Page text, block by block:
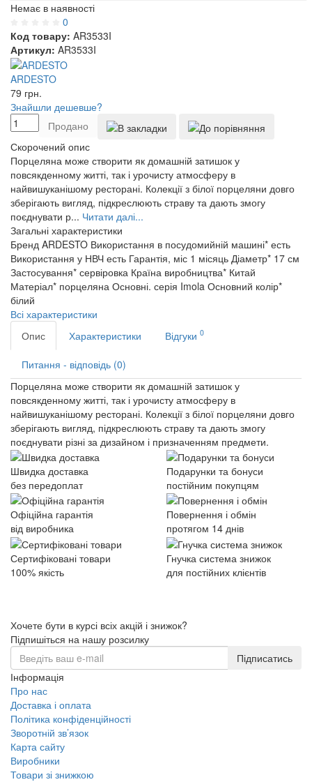
Немає в наявності
0
Код товару: AR3533I
Артикул: AR3533I
ARDESTO
79 грн.
Знайшли дешевше?
Продано
Скорочений опис
Порцеляна може створити як домашній затишок у
повсякденному житті, так і урочисту атмосферу в
найвишуканішому ресторані. Колекції з білої порцеляни довго
зберігають вигляд, підкреслюють страву та дають змогу
поєднувати р... Читати далі...
Загальні характеристики
Бренд ARDESTO Використання в посудомийній машині* есть
Використання у НВЧ есть Гарантія, міс 1 місяць Діаметр* 17 см
Застосування* сервіровка Країна виробництва* Китай
Матеріал* порцеляна Основні. серія Imola Основний колір*
білий
Всі характеристики
Опис
Характеристики Відгуки 0
Питання - відповідь (0)
Порцеляна може створити як домашній затишок у
повсякденному житті, так і урочисту атмосферу в
найвишуканішому ресторані. Колекції з білої порцеляни довго
зберігають вигляд, підкреслюють страву та дають змогу
поєднувати різні за дизайном і призначенням предмети.
Швидка доставка
без передоплат
Подарунки та бонуси
постійним покупцям
Офіційна гарантія
від виробника
Повернення і обмін
протягом 14 днів
Сертифіковані товари
100% якість
Гнучка система знижок
для постійних клієнтів
Хочете бути в курсі всіх акцій і знижок?
Підпишіться на нашу розсилку
Підписатись
Інформація
Про нас
Доставка і оплата
Політика конфіденційності
Зворотній зв’язок
Карта сайту
Виробники
Товари зі знижкою